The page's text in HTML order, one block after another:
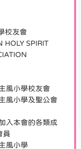
友會
SPIRIT
小學校友會
小學及聖公會
本會的各類成
員
小學